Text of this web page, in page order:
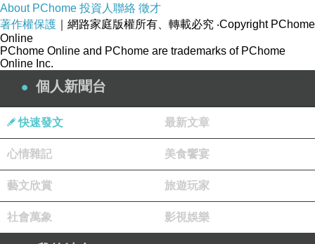
惡爹開發公司的工作也沒長久，就在我考大學至
畢業以後的五六年時間裡吧（大致的時間），這
家房地產開發公司就從開張到關門了。就是把我
媽騙下來、把我考大學耽誤了，這家地產公司就
完成歷史使命、可以關門了，不過這兩個目的都
失敗了。
就算我大學畢業了，本科以上學歷（雙學歷），
畢業分配北京工作、幹部指標等也都被扣住，惡
爹、惡警們要另外安排最差的？什麼樣的才叫“最
About PChome 投資人聯絡 徵才
著作權保護 ｜網路家庭版權所有、轉載必究 ‧Copyright PChome
Online
PChome Online and PChome are trademarks of PChome
Online Inc.
個人新聞台
快速發文 最新文章
心情雜記 美食饗宴
藝文欣賞 旅遊玩家
社會萬象 影視娛樂